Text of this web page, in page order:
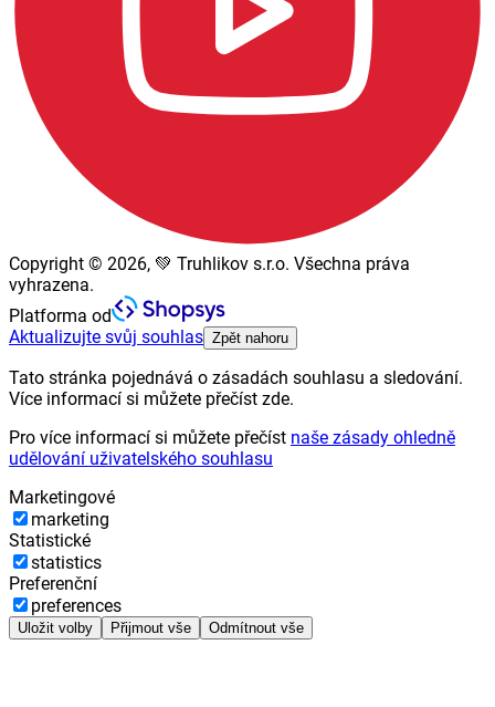
Copyright © 2026, 💚 Truhlikov s.r.o. Všechna práva
vyhrazena.
Platforma od
Aktualizujte svůj souhlas Zpět nahoru
Tato stránka pojednává o zásadách souhlasu a sledování.
Více informací si můžete přečíst zde.
Pro více informací si můžete přečíst naše zásady ohledně
udělování uživatelského souhlasu
Marketingové
marketing
Statistické
statistics
Preferenční
preferences
Uložit volby Přijmout vše Odmítnout vše